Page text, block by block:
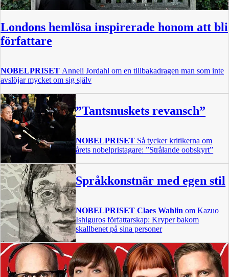
Londons hemlösa inspirerade honom att bli
författare
NOBELPRISET Anneli Jordahl om en tillbakadragen man som inte
avslöjar mycket om sig själv
”Tantsnuskets revansch”
NOBELPRISET Så tycker kritikerna om
årets nobelpristagare: ”Strålande oobskyrt”
Språkkonstnär med egen stil
NOBELPRISET Claes Wahlin om Kazuo
Ishiguros författarskap: Kryper bakom
skallbenet på sina personer